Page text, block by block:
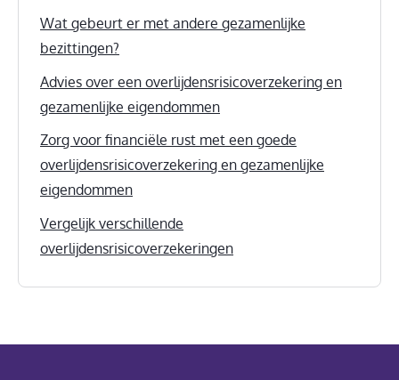
Wat gebeurt er met andere gezamenlijke
bezittingen?
Advies over een overlijdensrisicoverzekering en
gezamenlijke eigendommen
Zorg voor financiële rust met een goede
overlijdensrisicoverzekering en gezamenlijke
eigendommen
Vergelijk verschillende
overlijdensrisicoverzekeringen